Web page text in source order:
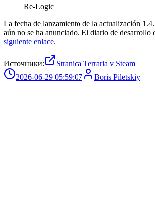
Re-Logic
La fecha de lanzamiento de la actualización
aún no se ha anunciado. El diario de desarrollo
siguiente enlace.
Источники:
Stranica Terraria v Steam
2026-06-29 05:59:07
Boris Piletskiy